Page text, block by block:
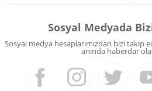
Sosyal Medyada
Sosyal medya hesaplarımızdan bizi takip
anında haberdar